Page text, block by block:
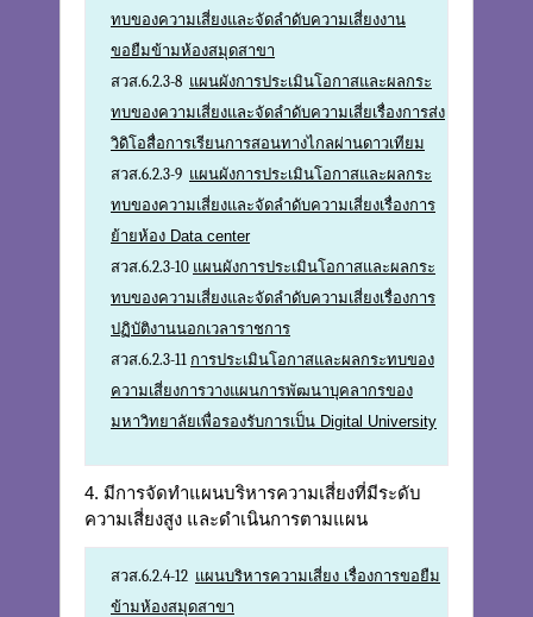
ทบของความเสี่ยงและจัดลำดับความเสี่ยงงาน
ขอยืมข้ามห้องสมุดสาขา
สวส.6.2.3-8 แผนผังการประเมินโอกาสและผลกระ
ทบของความเสี่ยงและจัดลำดับความเสี่ยเรื่องการส่ง
วิดิโอสื่อการเรียนการสอนทางไกลผ่านดาวเทียม
สวส.6.2.3-9 แผนผังการประเมินโอกาสและผลกระ
ทบของความเสี่ยงและจัดลำดับความเสี่ยงเรื่องการ
ย้ายห้อง Data center
สวส.6.2.3-10 แผนผังการประเมินโอกาสและผลกระ
ทบของความเสี่ยงและจัดลำดับความเสี่ยงเรื่องการ
ปฏิบัติงานนอกเวลาราชการ
สวส.6.2.3-11 การประเมินโอกาสและผลกระทบของ
ความเสี่ยงการวางแผนการพัฒนาบุคลากรของ
มหาวิทยาลัยเพื่อรองรับการเป็น Digital University
4. มีการจัดทำแผนบริหารความเสี่ยงที่มีระดับ
ความเสี่ยงสูง และดำเนินการตามแผน
สวส.6.2.4-12 แผนบริหารความเสี่ยง เรื่องการขอยืม
ข้ามห้องสมุดสาขา